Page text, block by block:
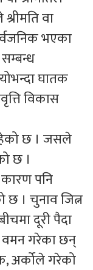
वा
भएका
घातक
विकास
छ । जसले
छ ।
पनि
छ । चुनाव जित्न
दूरी पैदा
वमन गरेका छन्
अर्कोले गरेको